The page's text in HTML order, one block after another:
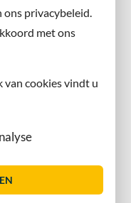
privacybeleid.
met ons
cookies vindt u